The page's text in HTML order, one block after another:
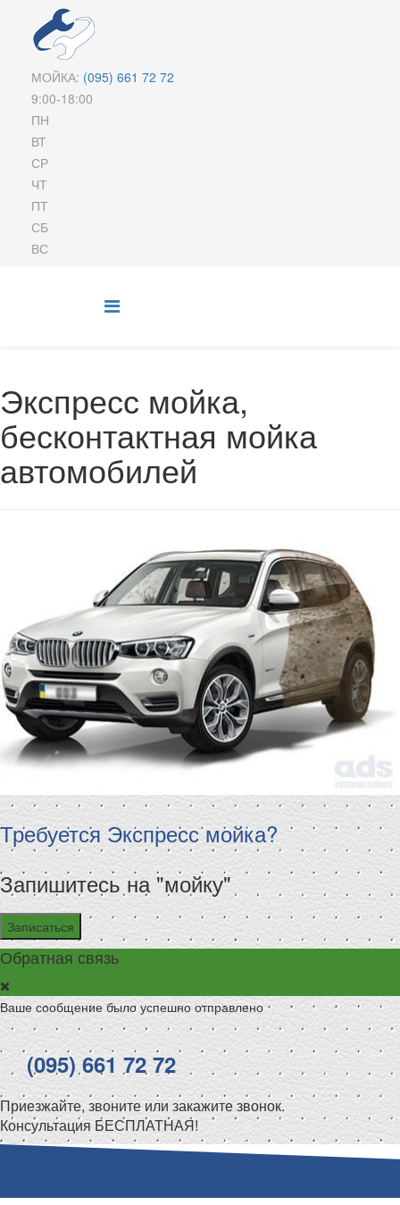
МОЙКА: (095) 661 72 72
9:00-18:00
ПН
ВТ
СР
ЧТ
ПТ
СБ
ВС
Экспресс мойка,
бесконтактная мойка
автомобилей
Требуется Экспресс мойка?
Запишитесь на "мойку"
Записаться
Обратная связь
Ваше сообщение было успешно отправлено
(095) 661 72 72
Приезжайте, звоните или закажите звонок.
Консультация БЕСПЛАТНАЯ!